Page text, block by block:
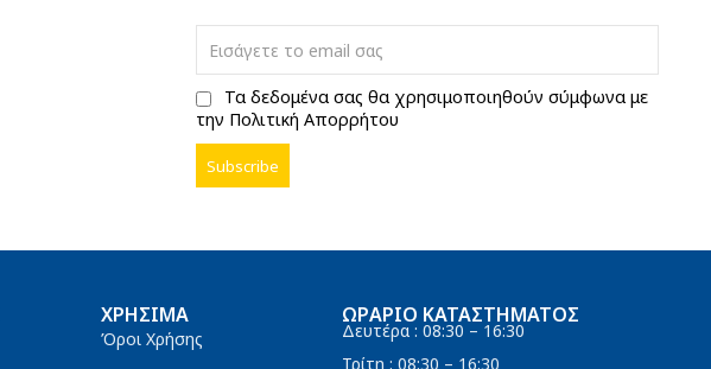
Τα δεδομένα σας θα χρησιμοποιηθούν σύμφωνα με
την Πολιτική Απορρήτου
ΧΡΉΣΙΜΑ
Όροι Χρήσης
ΩΡΆΡΙΟ ΚΑΤΑΣΤΉΜΑΤΟΣ
Δευτέρα : 08:30 – 16:30
Τρίτη : 08:30 – 16:30